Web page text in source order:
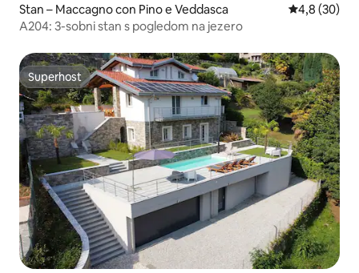
Stan – Maccagno con Pino e Veddasca Prosječna
4,8 (30)
A204: 3-sobni stan s pogledom na jezero
Superhost
Superhost